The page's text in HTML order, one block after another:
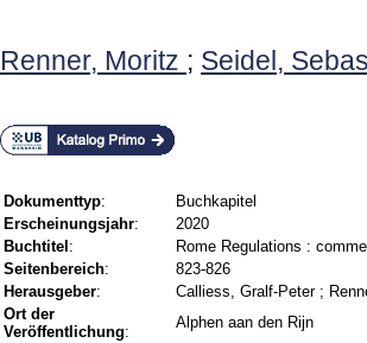
Renner, Moritz ; Seidel,
Dokumenttyp:
Buchkapitel
Erscheinungsjahr:
2020
Buchtitel :
Rome Regulations :
Seitenbereich:
823-826
Herausgeber: Calliess, Gralf-Peter ;
Ort der
Veröffentlichung:
Alphen aan den Rijn